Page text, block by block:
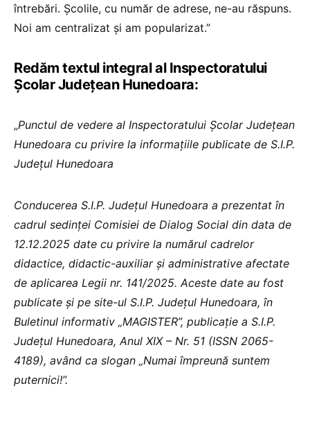
întrebări. Școlile, cu număr de adrese, ne-au răspuns.
Noi am centralizat și am popularizat.”
Redăm textul integral al Inspectoratului
Școlar Județean Hunedoara:
„Punctul de vedere al Inspectoratului Școlar Județean
Hunedoara cu privire la informațiile publicate de S.I.P.
Județul Hunedoara
Conducerea S.I.P. Județul Hunedoara a prezentat în
cadrul sedinței Comisiei de Dialog Social din data de
12.12.2025 date cu privire la numărul cadrelor
didactice, didactic-auxiliar și administrative afectate
de aplicarea Legii nr. 141/2025. Aceste date au fost
publicate și pe site-ul S.I.P. Județul Hunedoara, în
Buletinul informativ „MAGISTER”, publicație a S.I.P.
Județul Hunedoara, Anul XIX – Nr. 51 (ISSN 2065-
4189), având ca slogan „Numai împreună suntem
puternici!”.